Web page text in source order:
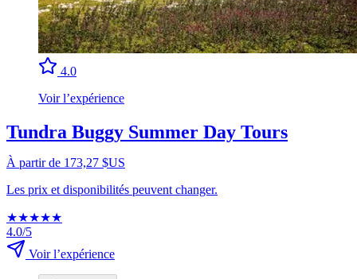
4.0
Voir l’expérience
Tundra Buggy Summer Day Tours
À partir de 173,27 $US
Les prix et disponibilités peuvent changer.
★★★★★
4.0/5
Voir l’expérience